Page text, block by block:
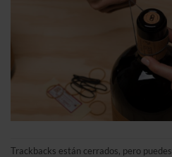
Trackbacks están cerrados, pero puedes